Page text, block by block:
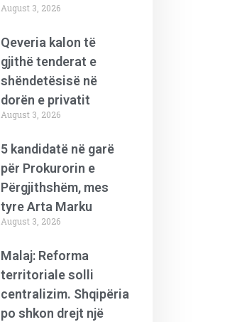
August 3, 2026
Qeveria kalon të
gjithë tenderat e
shëndetësisë në
dorën e privatit
August 3, 2026
5 kandidatë në garë
për Prokurorin e
Përgjithshëm, mes
tyre Arta Marku
August 3, 2026
Malaj: Reforma
territoriale solli
centralizim. Shqipëria
po shkon drejt një